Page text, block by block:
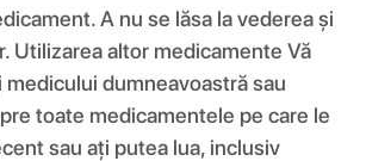
A nu se lăsa la vederea și
Utilizarea altor medicamente Vă
medicului dumneavoastră sau
toate medicamentele pe care le
sau ați putea lua, inclusiv